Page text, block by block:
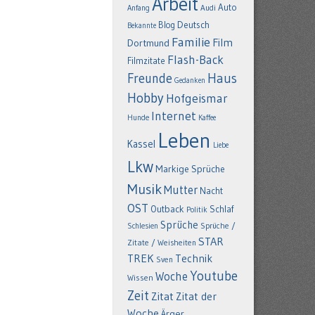
Anfang Audi Auto
Bekannte Blog Deutsch
Dortmund Familie Film
Filmzitate Flash-Back
Freunde Gedanken Haus
HobbyHofgeismar
Hunde Internet Kaffee
Kassel Leben Liebe
LkwMarkige Sprüche
MusikMutter Nacht
OST Outback Politik Schlaf
Schlesien Sprüche Sprüche /
Zitate / Weisheiten STAR
TREK Sven Technik
Wissen Woche Youtube
Zeit Zitat Zitat der